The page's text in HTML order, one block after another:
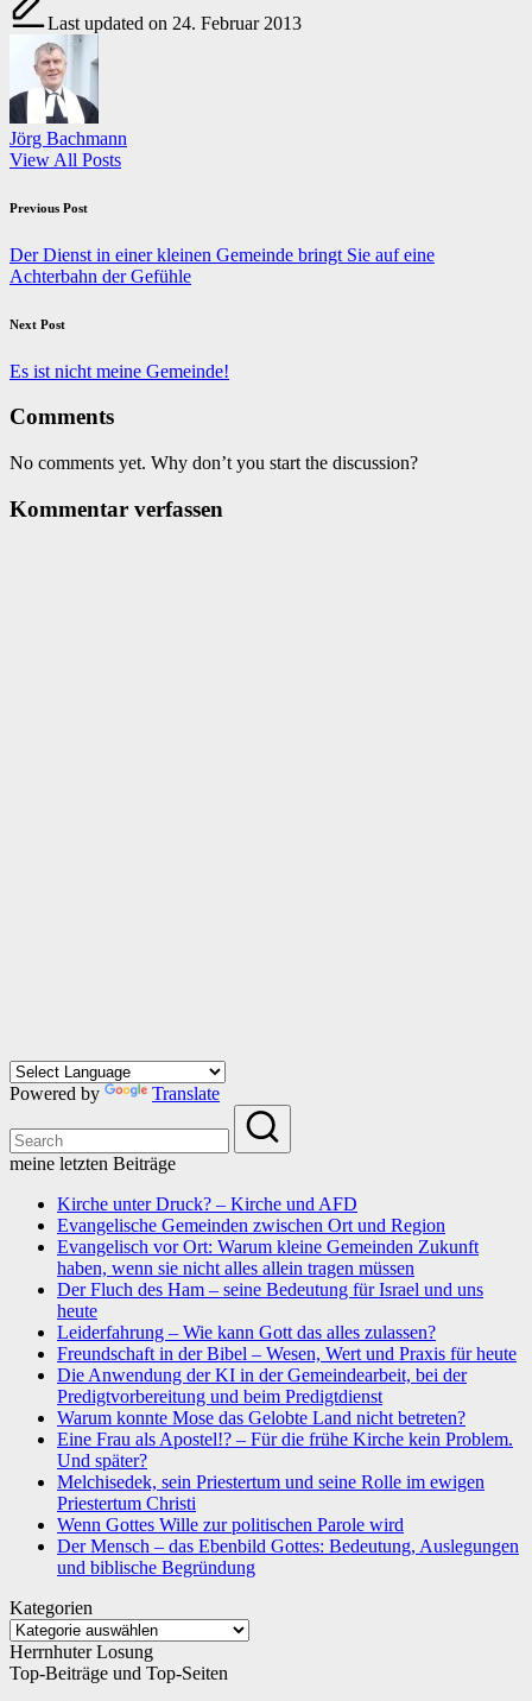
Last updated on 24. Februar 2013
Jörg Bachmann
View All Posts
Post
navigation
Previous Post
Der Dienst in einer kleinen Gemeinde bringt Sie auf eine
Achterbahn der Gefühle
Next Post
Es ist nicht meine Gemeinde!
Comments
No comments yet. Why don’t you start the discussion?
Kommentar verfassen
Powered by Translate
meine letzten Beiträge
Kirche unter Druck? – Kirche und AFD
Evangelische Gemeinden zwischen Ort und Region
Evangelisch vor Ort: Warum kleine Gemeinden Zukunft
haben, wenn sie nicht alles allein tragen müssen
Der Fluch des Ham – seine Bedeutung für Israel und uns
heute
Leiderfahrung – Wie kann Gott das alles zulassen?
Freundschaft in der Bibel – Wesen, Wert und Praxis für heute
Die Anwendung der KI in der Gemeindearbeit, bei der
Predigtvorbereitung und beim Predigtdienst
Warum konnte Mose das Gelobte Land nicht betreten?
Eine Frau als Apostel!? – Für die frühe Kirche kein Problem.
Und später?
Melchisedek, sein Priestertum und seine Rolle im ewigen
Priestertum Christi
Wenn Gottes Wille zur politischen Parole wird
Der Mensch – das Ebenbild Gottes: Bedeutung, Auslegungen
und biblische Begründung
Kategorien
Kategorien
Herrnhuter Losung
Top-Beiträge und Top-Seiten